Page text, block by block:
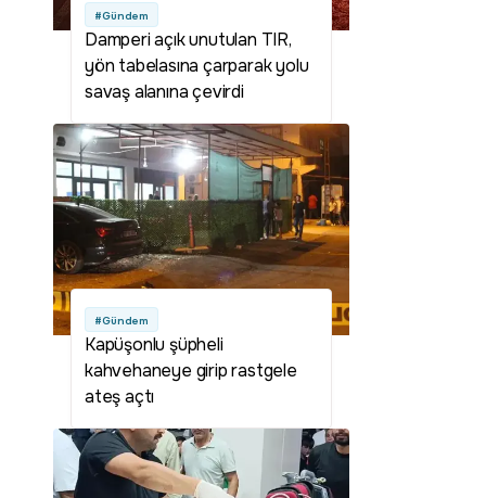
#Gündem
Damperi açık unutulan TIR,
yön tabelasına çarparak yolu
savaş alanına çevirdi
#Gündem
Kapüşonlu şüpheli
kahvehaneye girip rastgele
ateş açtı